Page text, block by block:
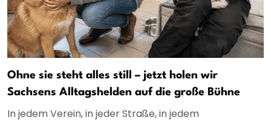
Ohne sie steht alles still – jetzt holen wir
Sachsens Alltagshelden auf die große Bühne
In jedem Verein, in jeder Straße, in jedem